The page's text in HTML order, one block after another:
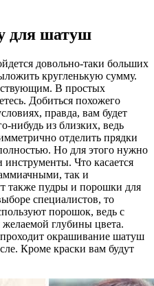
для шатуш
довольно-таки больших
кругленькую сумму.
В простых
Добиться похожего
правда, вам будет
нибудь из близких, ведь
отделить прядки
Но для этого нужно
Что касается
так и
также пудры и порошки для
специалистов, то
порошок, ведь с
глубины цвета.
окрашивание шатуш
Кроме краски вам будут